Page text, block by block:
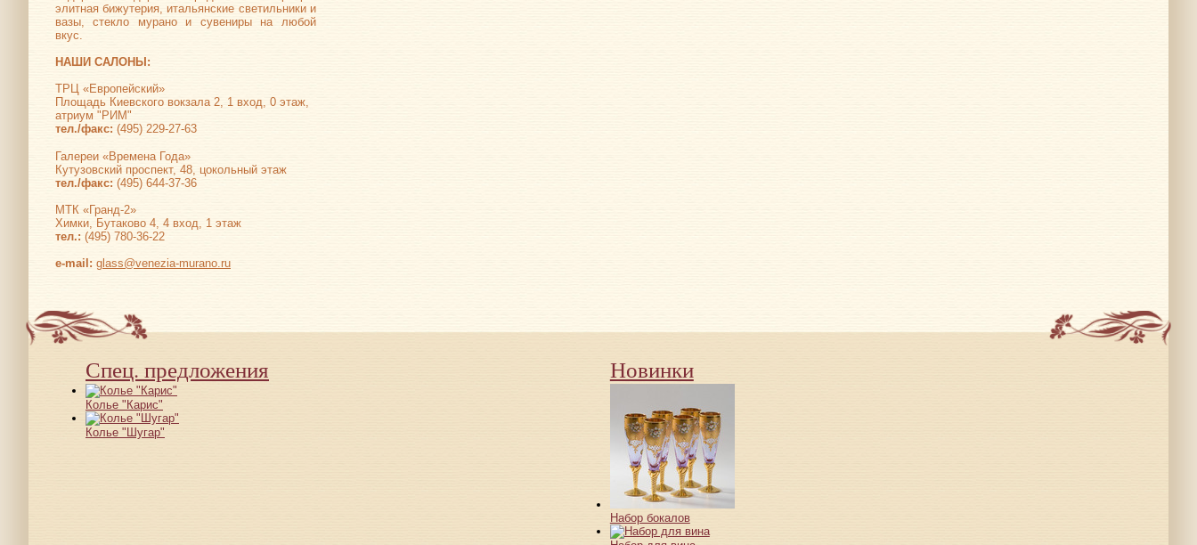
элитная бижутерия, итальянские светильники и
вазы, стекло мурано и сувениры на любой
вкус.
НАШИ САЛОНЫ:
ТРЦ «Европейский»
Площадь Киевского вокзала 2, 1 вход, 0 этаж,
атриум "РИМ"
тел./факс: (495) 229-27-63
Галереи «Времена Года»
Кутузовский проспект, 48, цокольный этаж
тел./факс: (495) 644-37-36
МТК «Гранд-2»
Химки, Бутаково 4, 4 вход, 1 этаж
тел.: (495) 780-36-22
е-mail: glass@venezia-murano.ru
Спец. предложения
Колье "Карис"
Колье "Шугар"
Новинки
Набор бокалов